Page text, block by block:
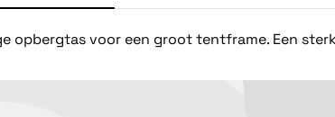
opbergtas voor een groot tentframe. Een